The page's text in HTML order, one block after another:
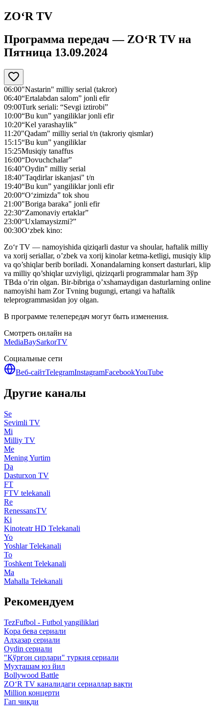
ZO‘R TV
Программа передач — ZO‘R TV на
Пятница 13.09.2024
06:00"Nastarin" milliy serial (takror)
06:40“Ertalabdan salom” jonli efir
09:00Turk seriali: “Sevgi iztirobi”
10:00“Bu kun” yangiliklar jonli efir
10:20“Kel yarashaylik”
11:20"Qadam" milliy serial t/n (takroriy qismlar)
15:15“Bu kun” yangiliklar
15:25Musiqiy tanaffus
16:00“Dovuchchalar”
16:40"Oydin" milliy serial
18:40"Taqdirlar iskanjasi" t/n
19:40“Bu kun” yangiliklar jonli efir
20:00“O‘zimizda” tok shou
21:00"Boriga baraka" jonli efir
22:30“Zamonaviy ertaklar”
23:00“Uxlamaysizmi?”
00:30O‘zbek kino:
Zo‘r TV — namoyishida qiziqarli dastur va shoular, haftalik milliy
va xorij seriallar, o’zbek va xorij kinolar ketma-ketligi, musiqiy klip
va qo’shiqlar berib boriladi. Xonandalarning konsert dasturlari, klip
va milliy qo’shiqlar uzviyligi, qizizqarli programmalar ham Зўр
ТВda o’rin olgan. Bir-bibriga o’xshamaydigan dasturlarning online
namoyishi ham Zor Tvning bugungi, ertangi va haftalik
teleprogrammasidan joy olgan.
В программе телепередач могут быть изменения.
Смотреть онлайн на
MediaBaySarkorTV
Социальные сети
Веб-сайтTelegramInstagramFacebookYouTube
Другие каналы
Se
Sevimli TV
Mi
Milliy TV
Me
Mening Yurtim
Da
Dasturxon TV
FT
FTV telekanali
Re
RenessansTV
Ki
Kinoteatr HD Telekanali
Yo
Yoshlar Telekanali
To
Toshkent Telekanali
Ma
Mahalla Telekanali
Рекомендуем
TezFufbol - Futbol yangiliklari
Қора бева сериали
Алҳазар сериали
Oydin сериали
"Қўрғон сирлари" туркия сериали
Муҳташам юз йил
Bollywood Battle
ZO‘R TV каналидаги сериаллар вақти
Million концерти
Гап чиқди